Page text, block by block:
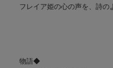
フレイア姫の心の声を、詩の
物語◆